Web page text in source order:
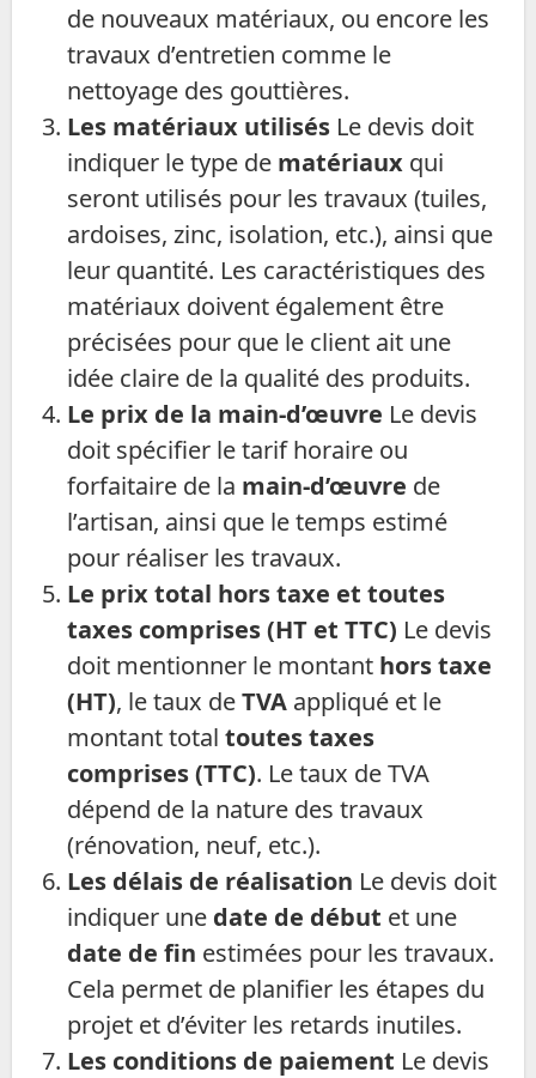
de nouveaux matériaux, ou encore les
travaux d’entretien comme le
nettoyage des gouttières.
Les matériaux utilisésLe devis doit
indiquer le type de matériauxqui
seront utilisés pour les travaux (tuiles,
ardoises, zinc, isolation, etc.), ainsi que
leur quantité. Les caractéristiques des
matériaux doivent également être
précisées pour que le client ait une
idée claire de la qualité des produits.
Le prix de la main-d’œuvre Le devis
doit spécifier le tarif horaire ou
forfaitaire de la main-d’œuvre de
l’artisan, ainsi que le temps estimé
pour réaliser les travaux.
Le prix total hors taxe et toutes
taxes comprises (HT et TTC) Le devis
doit mentionner le montant hors taxe
(HT), le taux deTVAappliqué et le
montant total toutes taxes
comprises (TTC). Le taux de TVA
dépend de la nature des travaux
(rénovation, neuf, etc.).
Les délais de réalisation Le devis doit
indiquer une date de début et une
date de fin estimées pour les travaux.
Cela permet de planifier les étapes du
projet et d’éviter les retards inutiles.
Les conditions de paiement Le devis